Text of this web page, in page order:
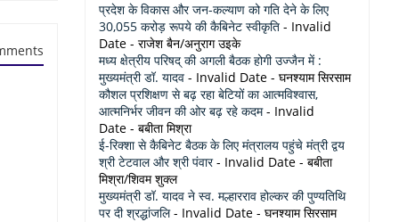
प्रदेश के विकास और जन-कल्याण को गति देने के लिए
30,055 करोड़ रूपये की कैबिनेट स्वीकृति - Invalid
Date - राजेश बैन/अनुराग उइके
मध्य क्षेत्रीय परिषद् की अगली बैठक होगी उज्जैन में :
मुख्यमंत्री डॉ. यादव - Invalid Date - घनश्याम सिरसाम
कौशल प्रशिक्षण से बढ़ रहा बेटियों का आत्मविश्वास,
आत्मनिर्भर जीवन की ओर बढ़ रहे कदम- Invalid
Date - बबीता मिश्रा
ई-रिक्शा से कैबिनेट बैठक के लिए मंत्रालय पहुंचे मंत्री द्वय
श्री टेटवाल और श्री पंवार- Invalid Date - बबीता
मिश्रा/शिवम शुक्ल
मुख्यमंत्री डॉ. यादव ने स्व. मल्हारराव होल्कर की पुण्यतिथि
पर दी श्रद्धांजलि- Invalid Date - घनश्याम सिरसाम